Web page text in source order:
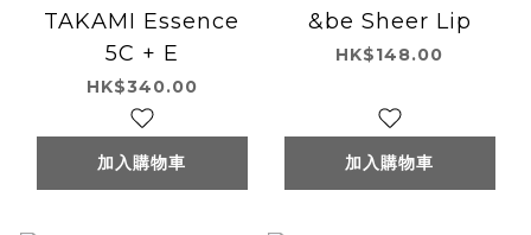
TAKAMI Essence
5C + E
HK$340.00
加入購物車
&be Sheer Lip
HK$148.00
加入購物車